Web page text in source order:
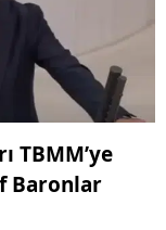
TBMM’ye
Baronlar